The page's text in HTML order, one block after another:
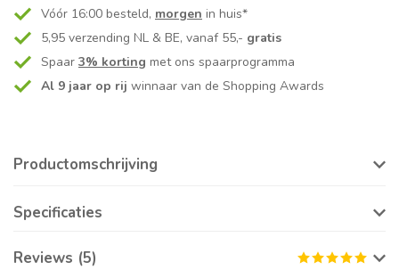
Vóór 16:00 besteld, morgen in huis*
5,95 verzending NL & BE, vanaf 55,- gratis
Spaar 3% korting met ons spaarprogramma
Al 9 jaar op rij winnaar van de Shopping Awards
Productomschrijving
Specificaties
Reviews (5)